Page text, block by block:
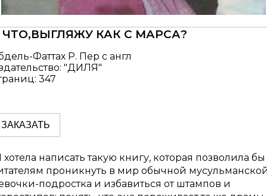
ЧТО,ВЫГЛЯЖУ КАК С МАРСА?
Фаттах Р. Пер с англ
"ДИЛЯ"
347
ЗАКАЗАТЬ
хотела написать такую книгу, которая позволила бы
проникнуть в мир обычной
подростка и избавиться от штампов и